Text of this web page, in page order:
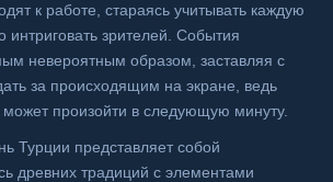
к работе, стараясь учитывать каждую
интриговать зрителей. События
невероятным образом, заставляя с
за происходящим на экране, ведь
может произойти в следующую минуту.
Турции представляет собой
древних традиций с элементами